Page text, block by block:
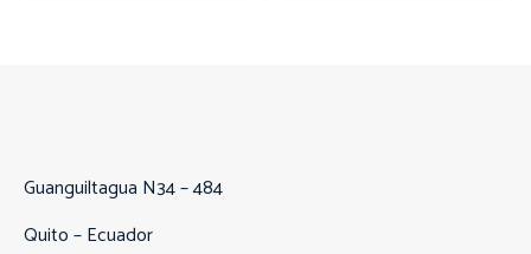
Guanguiltagua N34 – 484
Quito – Ecuador